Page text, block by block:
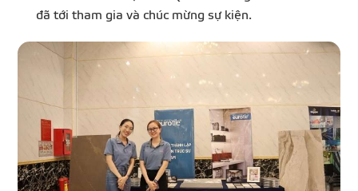
đã tới tham gia và chúc mừng sự kiện.